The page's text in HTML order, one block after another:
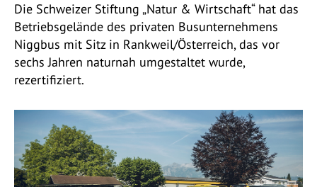
Die Schweizer Stiftung „Natur & Wirtschaft“ hat das
Betriebsgelände des privaten Busunternehmens
Niggbus mit Sitz in Rankweil/Österreich, das vor
sechs Jahren naturnah umgestaltet wurde,
rezertifiziert.